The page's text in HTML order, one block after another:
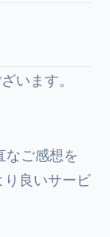
います。
なご感想を
良いサービ